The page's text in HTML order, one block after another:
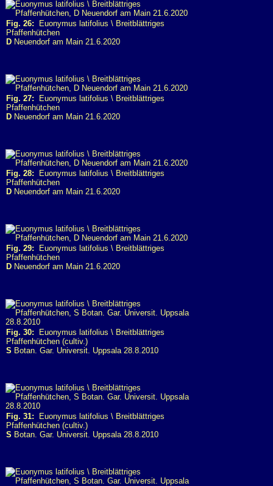
Fig. 26: Euonymus latifolius \ Breitblättriges
Pfaffenhütchen
D Neuendorf am Main 21.6.2020
Fig. 27: Euonymus latifolius \ Breitblättriges
Pfaffenhütchen
D Neuendorf am Main 21.6.2020
Fig. 28: Euonymus latifolius \ Breitblättriges
Pfaffenhütchen
D Neuendorf am Main 21.6.2020
Fig. 29: Euonymus latifolius \ Breitblättriges
Pfaffenhütchen
D Neuendorf am Main 21.6.2020
Fig. 30: Euonymus latifolius \ Breitblättriges
Pfaffenhütchen (cultiv.)
S Botan. Gar. Universit. Uppsala 28.8.2010
Fig. 31: Euonymus latifolius \ Breitblättriges
Pfaffenhütchen (cultiv.)
S Botan. Gar. Universit. Uppsala 28.8.2010